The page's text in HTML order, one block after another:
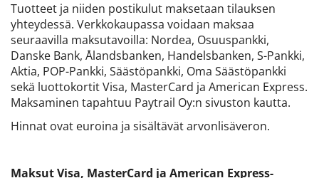
Tuotteet ja niiden postikulut maksetaan tilauksen
yhteydessä. Verkkokaupassa voidaan maksaa
seuraavilla maksutavoilla: Nordea, Osuuspankki,
Danske Bank, Ålandsbanken, Handelsbanken, S-Pankki,
Aktia, POP-Pankki, Säästöpankki, Oma Säästöpankki
sekä luottokortit Visa, MasterCard ja American Express.
Maksaminen tapahtuu Paytrail Oy:n sivuston kautta.
Hinnat ovat euroina ja sisältävät arvonlisäveron.
Maksut Visa, MasterCard ja American Express-